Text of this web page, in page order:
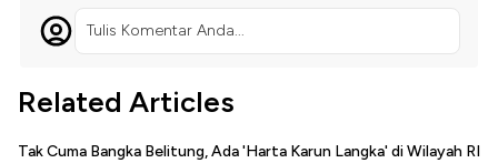
Tulis Komentar Anda...
Related Articles
Tak Cuma Bangka Belitung, Ada 'Harta Karun Langka' di Wilayah RI